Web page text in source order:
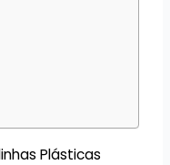
Plásticas